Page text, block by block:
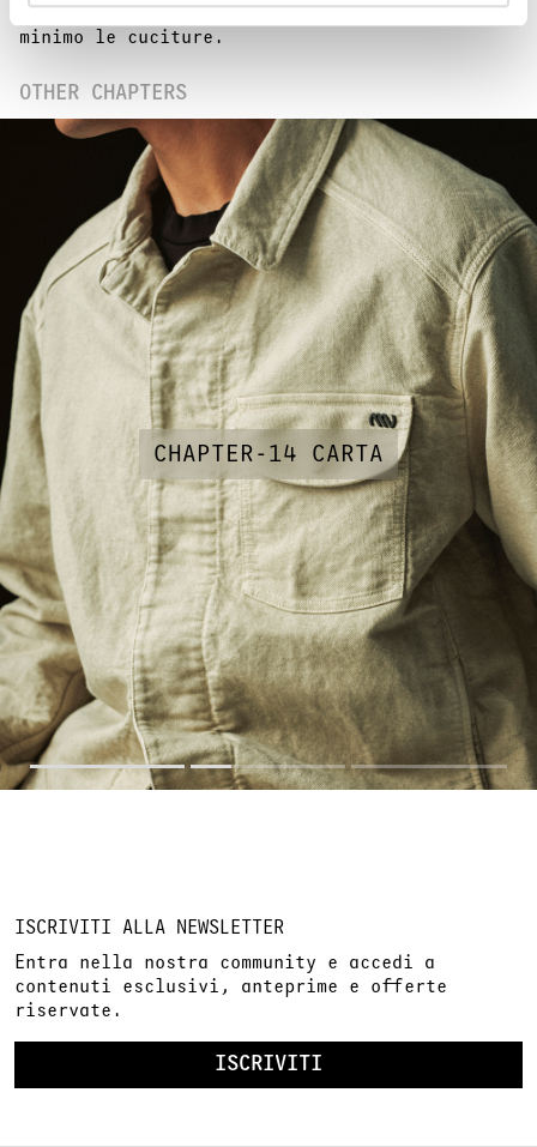
precisa delle sue componenti, riducendo al
minimo le cuciture.
OTHER CHAPTERS
CHAPTER-14 CARTA
ISCRIVITI ALLA NEWSLETTER
Entra nella nostra community e accedi a
contenuti esclusivi, anteprime e offerte
riservate.
ISCRIVITI